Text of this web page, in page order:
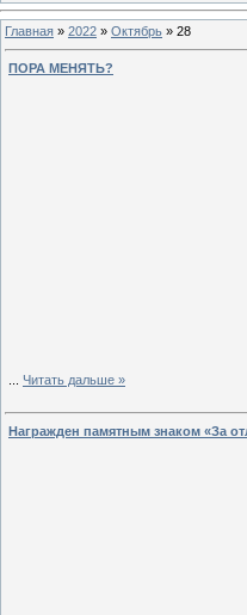
Главная » 2022 » Октябрь » 28
ПОРА МЕНЯТЬ?
Читать дальше »
Награжден памятным знаком «За